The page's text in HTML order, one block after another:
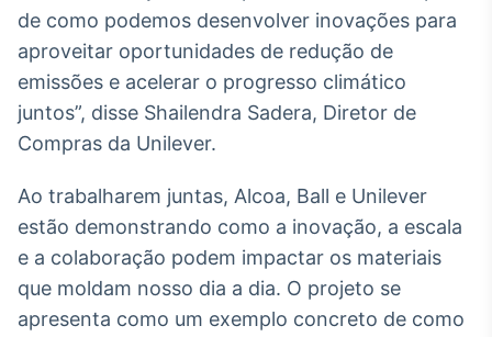
Gestão de
Investimentos
Tokenização
de ativos
de como podemos desenvolver inovações para
aproveitar oportunidades de redução de
emissões e acelerar o progresso climático
juntos”, disse Shailendra Sadera, Diretor de
Compras da Unilever.
Ao trabalharem juntas, Alcoa, Ball e Unilever
estão demonstrando como a inovação, a escala
e a colaboração podem impactar os materiais
que moldam nosso dia a dia. O projeto se
apresenta como um exemplo concreto de como